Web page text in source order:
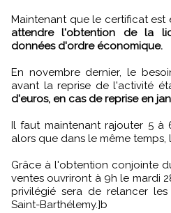
Maintenant que le certificat est
attendre l'obtention de la
données d'ordre économique.
En novembre dernier, le
avant la reprise de l'activité
d'euros, en cas de reprise en
Il faut maintenant rajouter 5 à
alors que dans le même temps,
Grâce à l'obtention conjointe
ventes ouvriront à 9h le mardi
privilégié sera de relancer les
Saint-Barthélemy.]b